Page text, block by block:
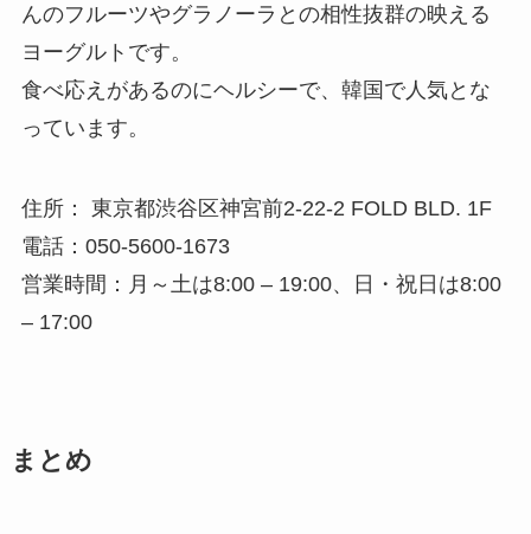
んのフルーツやグラノーラとの相性抜群の映える
ヨーグルトです。
食べ応えがあるのにヘルシーで、韓国で人気とな
っています。
住所： 東京都渋谷区神宮前2-22-2 FOLD BLD. 1F
電話：050-5600-1673
営業時間：月～土は8:00 – 19:00、日・祝日は8:00
– 17:00
まとめ